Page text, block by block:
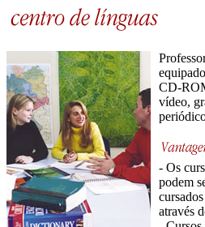
CD-
vídeo,
- Os
podem
através